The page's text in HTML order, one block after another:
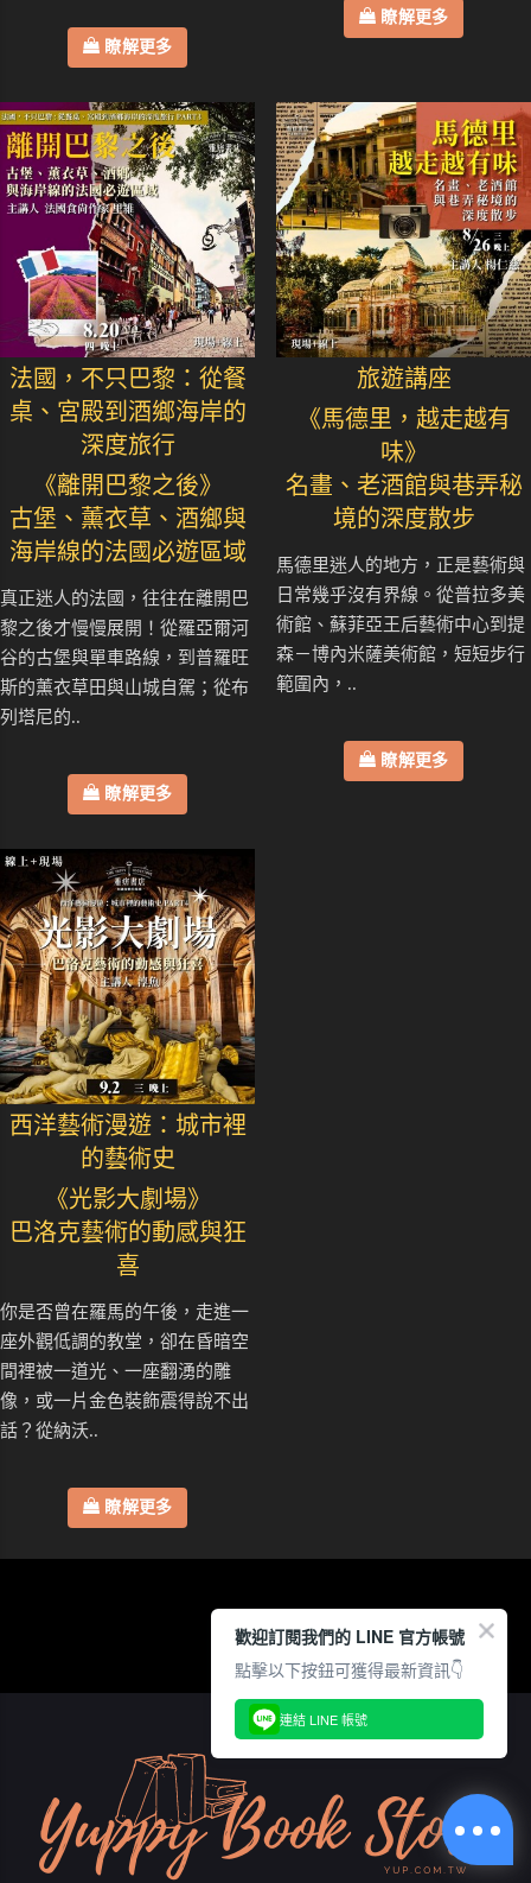
瞭解更多
瞭解更多
法國，不只巴黎：從餐
桌、宮殿到酒鄉海岸的
深度旅行
《離開巴黎之後》
古堡、薰衣草、酒鄉與
海岸線的法國必遊區域
真正迷人的法國，往往在離開巴
黎之後才慢慢展開！從羅亞爾河
谷的古堡與單車路線，到普羅旺
斯的薰衣草田與山城自駕；從布
列塔尼的..
瞭解更多
旅遊講座
《馬德里，越走越有
味》
名畫、老酒館與巷弄秘
境的深度散步
馬德里迷人的地方，正是藝術與
日常幾乎沒有界線。從普拉多美
術館、蘇菲亞王后藝術中心到提
森－博內米薩美術館，短短步行
範圍內，..
瞭解更多
西洋藝術漫遊：城市裡
的藝術史
《光影大劇場》
巴洛克藝術的動感與狂
喜
你是否曾在羅馬的午後，走進一
座外觀低調的教堂，卻在昏暗空
間裡被一道光、一座翻湧的雕
像，或一片金色裝飾震得說不出
話？從納沃..
瞭解更多
歡迎訂閱我們的 LINE 官方帳號
點擊以下按鈕可獲得最新資訊👇
連結 LINE 帳號